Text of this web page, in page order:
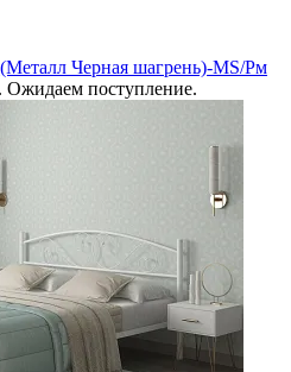
Черная шагрень)-MS/Рм
Ожидаем поступление.